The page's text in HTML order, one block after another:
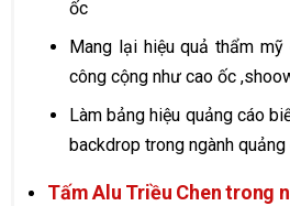
ốc
Mang lại hiệu quả thẩm
công cộng như cao ốc
Làm bảng hiệu quảng cáo
backdrop trong ngành quảng
Tấm Alu Triều Chen trong